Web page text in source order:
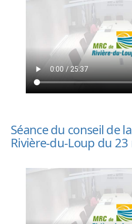
Séance du conseil de
Rivière-du-Loup du